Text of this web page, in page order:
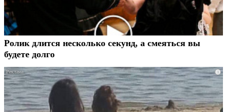
Ролик длится несколько секунд, а смеяться вы
будете долго
i